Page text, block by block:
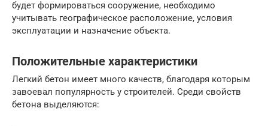
будет формироваться сооружение, необходимо
учитывать географическое расположение, условия
эксплуатации и назначение объекта.
Положительные характеристики
Легкий бетон имеет много качеств, благодаря которым
завоевал популярность у строителей. Среди свойств
бетона выделяются: